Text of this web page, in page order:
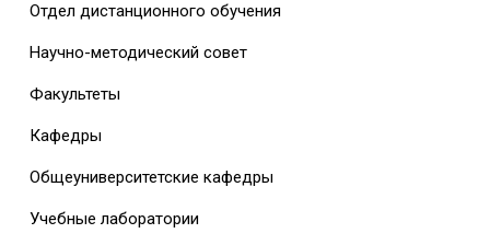
Отдел дистанционного обучения
Научно-методический совет
Факультеты
Кафедры
Общеуниверситетские кафедры
Учебные лаборатории